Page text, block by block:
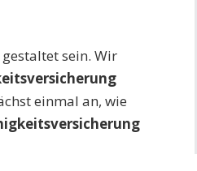
sein. Wir
einmal an, wie